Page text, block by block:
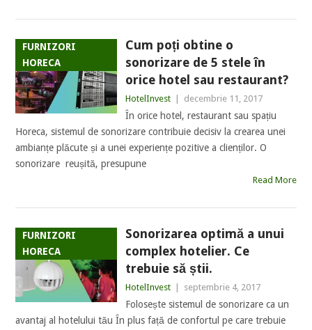
FURNIZORI
HORECA
Cum poți obtine o
sonorizare de 5 stele în
orice hotel sau restaurant?
HotelInvest decembrie 11, 2017
În orice hotel, restaurant sau spațiu
Horeca, sistemul de sonorizare contribuie decisiv la crearea unei
ambianțe plăcute și a unei experiențe pozitive a clienților. O
sonorizare reușită, presupune
Read More
FURNIZORI
HORECA
Sonorizarea optimă a unui
complex hotelier. Ce
trebuie să știi.
HotelInvest septembrie 4, 2017
Folosește sistemul de sonorizare ca un
avantaj al hotelului tău În plus față de confortul pe care trebuie